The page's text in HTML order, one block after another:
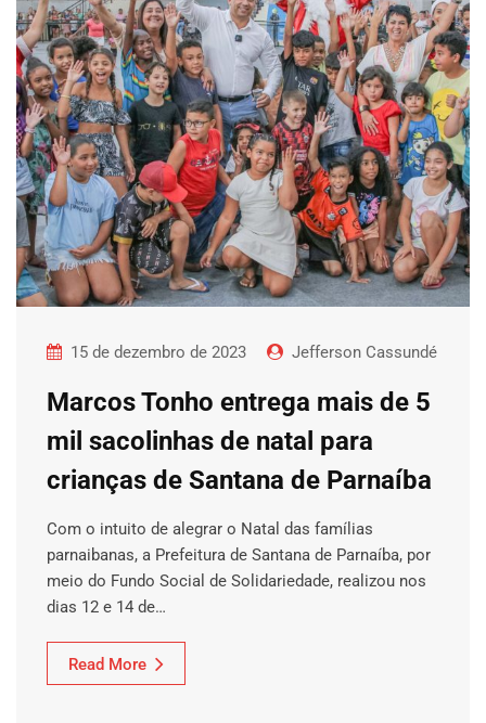
15 de dezembro de 2023 Jefferson Cassundé
Marcos Tonho entrega mais de 5
mil sacolinhas de natal para
crianças de Santana de Parnaíba
Com o intuito de alegrar o Natal das famílias
parnaibanas, a Prefeitura de Santana de Parnaíba, por
meio do Fundo Social de Solidariedade, realizou nos
dias 12 e 14 de…
Read More